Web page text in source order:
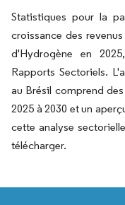
Statistiques pour la
croissance des
d'Hydrogène en
Rapports Sectoriels.
au Brésil comprend
2025 à 2030 et un
cette analyse
télécharger.